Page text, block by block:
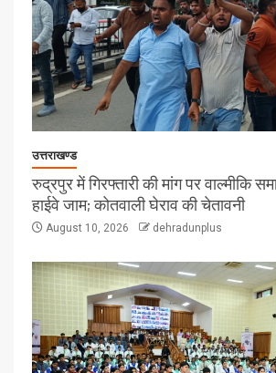
उत्तराखण्ड
रुद्रपुर में गिरफ्तारी की मांग पर वाल्मीकि
हाईवे जाम; कोतवाली घेराव की चेतावनी
August 10, 2026 dehradunplus